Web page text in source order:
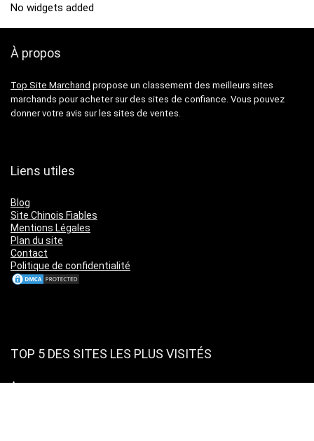
No widgets added
À propos
Top Site Marchand propose un classement des meilleurs sites
marchands pour acheter sur des sites de confiance. Vous pouvez
donner votre avis sur les sites de ventes.
Liens utiles
Blog
Site Chinois Fiables
Mentions Légales
Plan du site
Contact
Politique de confidentialité
TOP 5 DES SITES LES PLUS VISITÉS
Amazon